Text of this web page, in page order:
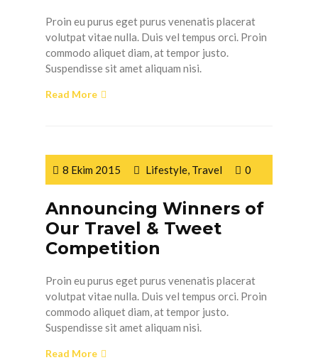
Proin eu purus eget purus venenatis placerat
volutpat vitae nulla. Duis vel tempus orci. Proin
commodo aliquet diam, at tempor justo.
Suspendisse sit amet aliquam nisi.
Read More
8 Ekim 2015 Lifestyle, Travel 0
Announcing Winners of
Our Travel & Tweet
Competition
Proin eu purus eget purus venenatis placerat
volutpat vitae nulla. Duis vel tempus orci. Proin
commodo aliquet diam, at tempor justo.
Suspendisse sit amet aliquam nisi.
Read More